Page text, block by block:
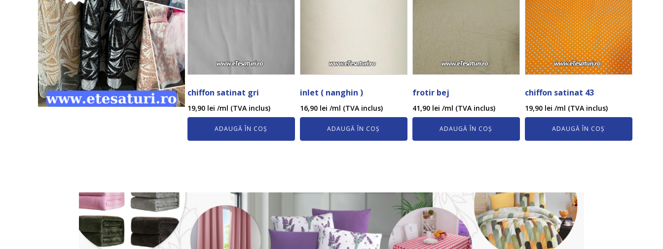
chiffon satinat gri
19,90 lei /ml (TVA inclus)
ADAUGĂ ÎN COȘ
inlet ( nanghin )
16,90 lei /ml (TVA inclus)
ADAUGĂ ÎN COȘ
frotir bej
41,90 lei /ml (TVA inclus)
ADAUGĂ ÎN COȘ
chiffon satinat 43
19,90 lei /ml (TVA inclus)
ADAUGĂ ÎN COȘ